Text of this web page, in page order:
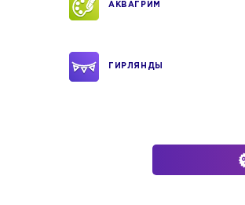
АКВАГРИМ
ГИРЛЯНДЫ